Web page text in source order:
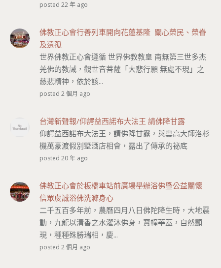
posted 22 年 ago
佛教正心會行善列車開向花蓮基隆 關心榮民、榮眷
及遺孤
世界佛教正心會遵循 世界佛教教皇 南無第三世多杰
羌佛的教誡，觀世音菩薩「大悲行願 無處不現」之
慈悲精神，依於該...
posted 2 個月 ago
台灣新聲報/仰諤益西諾布大法王 請佛降甘露
仰諤益西諾布大法王，請佛降甘露，與雲高大師洛杉
機萬豪渡假別墅酒店相會，露出了傳承的祕底
posted 20 年 ago
佛教正心會於板橋車站前廣場舉辦浴佛暨公益關懷
信眾虔誠浴佛洗滌身心
二千五百多年前，農曆四月八日佛陀降生時，大地震
動，九龍以清香之水灌沐佛身，寶幢華蓋，自然顯
現，種種殊勝瑞相，慶...
posted 2 個月 ago